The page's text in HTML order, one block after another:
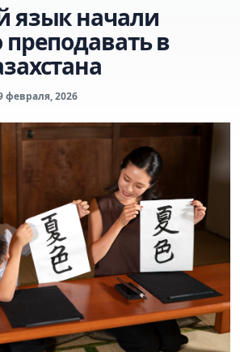
язык начали
преподавать в
февраля, 2026